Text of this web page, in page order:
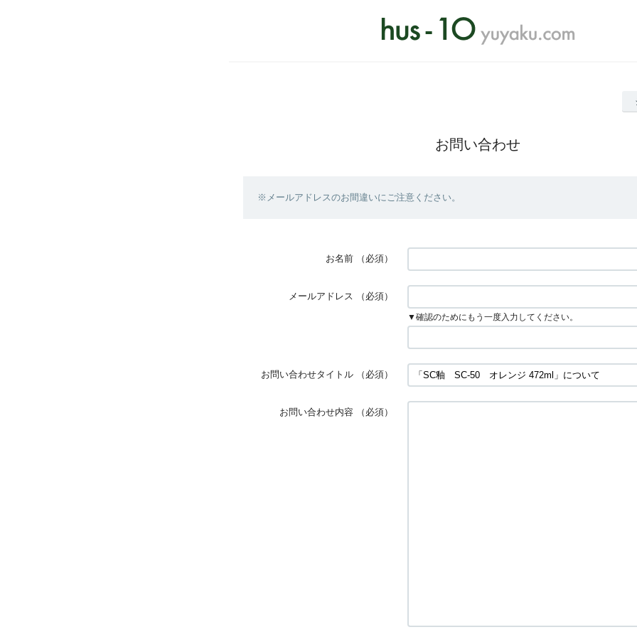
お問い合わせ
※メールアドレスのお間違いにご注意ください。
お名前 （必須）
メールアドレス （必須）
▼確認のためにもう一度入力してください。
お問い合わせタイトル （必須）
お問い合わせ内容 （必須）